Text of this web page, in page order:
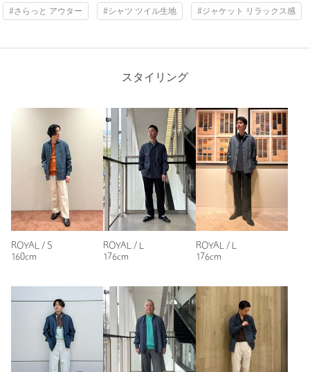
り、実際の色味と異なって見える場合がございます。あらかじめ
店舗へお問い合わせの際は、全国のUNITED ARROWS各店舗ま
で下記の品名/品番をお申し付けください。
商品詳細
注文キャンセル 対象商品
対象商品 返品等について
裾上げ 対象外商品 裾上げについて
タイプ MEN
S M L XL
コットン100％
洗濯機洗い可 洗濯表示について
S M L XL
Check the recommended size
Try this item on
#さらっと アウター #シャツ ツイル生地 #ジャケット リラックス感
スタイリング
ROYAL / S
160cm
ROYAL / L
176cm
ROYAL / L
176cm